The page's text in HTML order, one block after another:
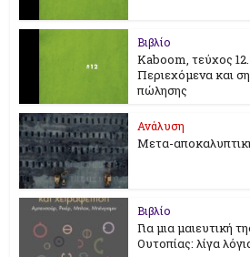
Βιβλίο
Kaboom, τεύχος 12.
Περιεχόμενα και
πώλησης
Ανάλυση
Μετα-
Βιβλίο
Για μια μαιευτική
Ουτοπίας: λίγα